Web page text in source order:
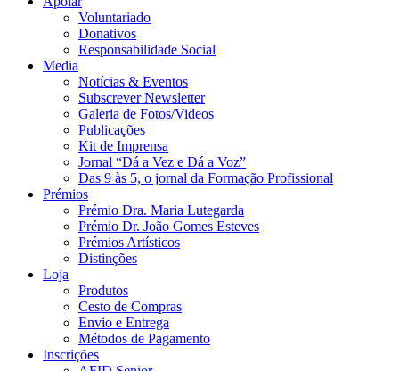
Voluntariado
Donativos
Responsabilidade Social
Media
Notícias & Eventos
Subscrever Newsletter
Galeria de Fotos/Videos
Publicações
Kit de Imprensa
Jornal “Dá a Vez e Dá a Voz”
Das 9 às 5, o jornal da Formação Profissional
Prémios
Prémio Dra. Maria Lutegarda
Prémio Dr. João Gomes Esteves
Prémios Artísticos
Distinções
Loja
Produtos
Cesto de Compras
Envio e Entrega
Métodos de Pagamento
Inscrições